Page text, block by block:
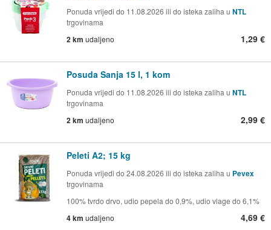
Ponuda vrijedi do 11.08.2026 ili do isteka zaliha u NTL
trgovinama
2 km udaljeno 1,29 €
Posuda Sanja 15 l, 1 kom
Ponuda vrijedi do 11.08.2026 ili do isteka zaliha u NTL
trgovinama
2 km udaljeno 2,99 €
Peleti A2; 15 kg
Ponuda vrijedi do 24.08.2026 ili do isteka zaliha u Pevex
trgovinama
100% tvrdo drvo, udio pepela do 0,9%, udio vlage do 6,1%
4 km udaljeno 4,69 €